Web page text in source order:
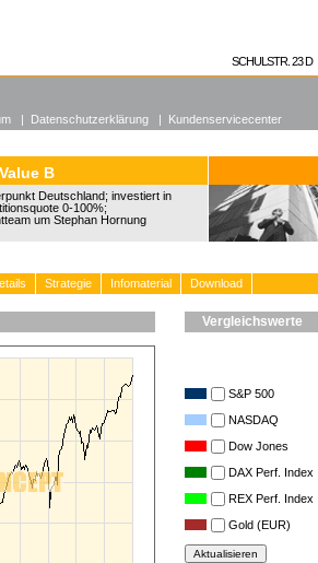
offenen Fonds
Hedgefonds?
SCHULSTR. 23
B
Deutschland; investiert in
0-100%;
um Stephan Hornung
Strategie Infomaterial Download
Vergleichswerte
S&P 500
NASDAQ
Dow Jones
DAX Perf. Index
REX Perf. Index
Gold (EUR)
| Datenschutzerklärung | Kundenservicecenter